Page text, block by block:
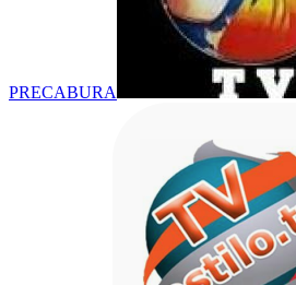
PRECABURA